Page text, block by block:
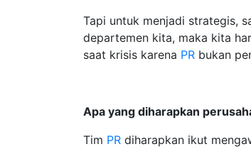
Tapi untuk menjadi strategis,
departemen kita, maka kita
saat krisis karena PR bukan
Apa yang diharapkan
Tim PR diharapkan ikut